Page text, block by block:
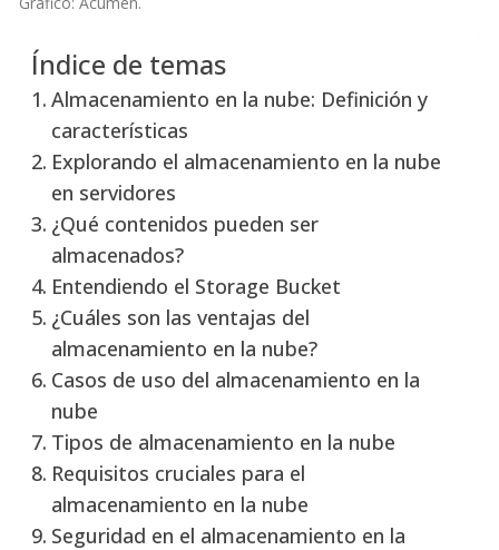
Índice de temas
Almacenamiento en la nube: Definición y
características
Explorando el almacenamiento en la nube
en servidores
¿Qué contenidos pueden ser
almacenados?
Entendiendo el Storage Bucket
¿Cuáles son las ventajas del
almacenamiento en la nube?
Casos de uso del almacenamiento en la
nube
Tipos de almacenamiento en la nube
Requisitos cruciales para el
almacenamiento en la nube
Seguridad en el almacenamiento en la